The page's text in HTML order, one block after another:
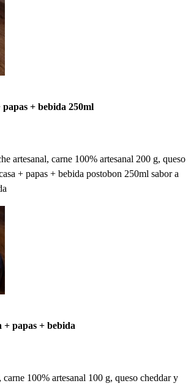
+ bebida 250ml
artesanal, carne 100% artesanal 200 g, queso
+ papas + bebida postobon 250ml sabor a
papas + bebida
carne 100% artesanal 100 g, queso cheddar y